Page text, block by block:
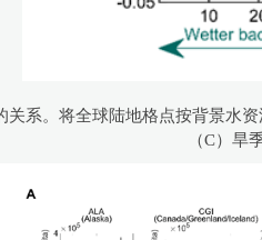
关系。将全球陆地格点按背景水
（C）旱